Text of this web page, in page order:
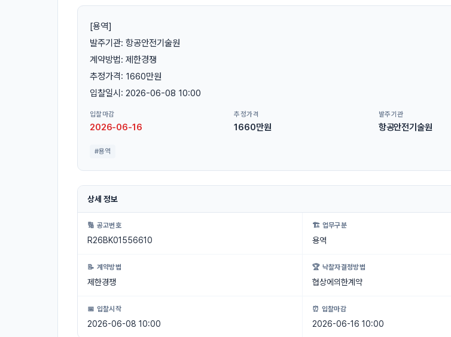
[용역]
발주기관: 항공안전기술원
계약방법: 제한경쟁
추정가격: 1660만원
입찰일시: 2026-06-08 10:00
입찰마감
2026-06-16
추정가격
1660만원
발주기관
항공안전기술원
#용역
상세 정보
🔢 공고번호
R26BK01556610
🏗 업무구분
용역
📝 계약방법
제한경쟁
🏆 낙찰자결정방법
협상에의한계약
📅 입찰시작
2026-06-08 10:00
⏰ 입찰마감
2026-06-16 10:00